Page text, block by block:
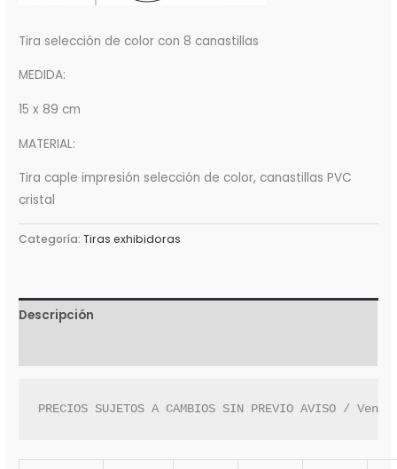
Tira selección de color con 8 canastillas
MEDIDA:
15 x 89 cm
MATERIAL:
Tira caple impresión selección de color, canastillas PVC
cristal
Categoría:Tiras exhibidoras
Descripción
PRECIOS SUJETOS A CAMBIOS SIN PREVIO AVISO /